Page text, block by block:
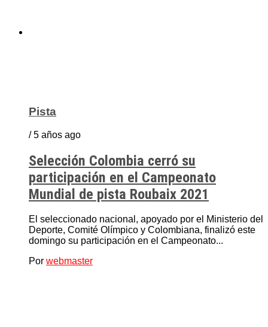
Pista
/ 5 años ago
Selección Colombia cerró su
participación en el Campeonato
Mundial de pista Roubaix 2021
El seleccionado nacional, apoyado por el Ministerio del
Deporte, Comité Olímpico y Colombiana, finalizó este
domingo su participación en el Campeonato...
Por webmaster